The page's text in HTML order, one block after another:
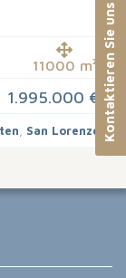
11000 m²
1.995.000 €
San Lorenzo Kontaktieren Sie uns